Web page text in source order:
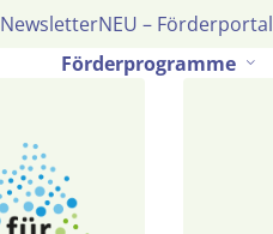
NewsletterNEU – Förderportal
Förderprogramme